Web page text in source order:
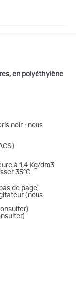
en polyéthylène
noir : nous
à 1,4 Kg/dm3
35°C
de page)
(nous